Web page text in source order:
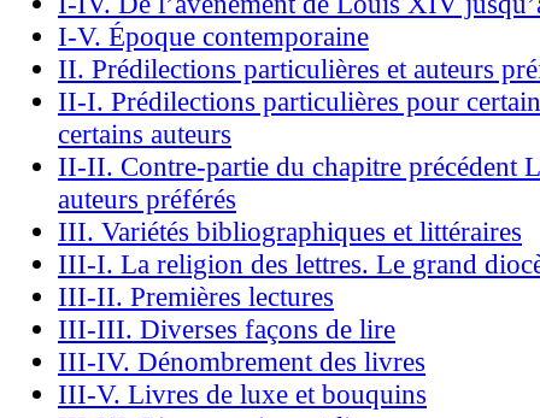
I-V. Époque contemporaine
II. Prédilections particulières et auteurs
II-I. Prédilections particulières pour
certains auteurs
II-II. Contre-partie du chapitre précédent
auteurs préférés
III. Variétés bibliographiques et littéraires
III-I. La religion des lettres. Le grand
III-II. Premières lectures
III-III. Diverses façons de lire
III-IV. Dénombrement des livres
III-V. Livres de luxe et bouquins